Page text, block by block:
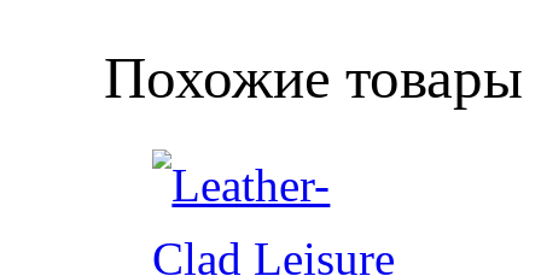
Похожие товары